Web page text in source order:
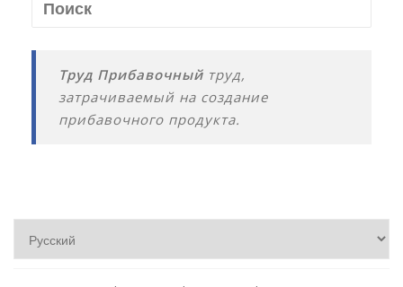
Труд Прибавочный труд,
затрачиваемый на создание
прибавочного продукта.